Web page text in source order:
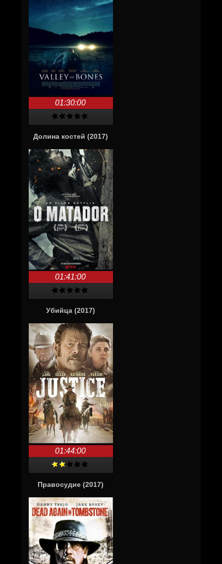
01:30:00
Долина костей (2017)
01:41:00
Убийца (2017)
01:44:00
Правосудие (2017)